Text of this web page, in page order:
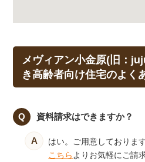
メヴィアン小金原(旧：
き高齢者向け住宅のよく
資料請求はできますか？
はい。ご用意しております
こちらよりお気軽にご請